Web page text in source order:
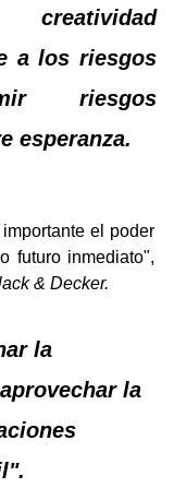
a los riesgos
riesgos
esperanza.
el poder
futuro inmediato",
& Decker.
la
la